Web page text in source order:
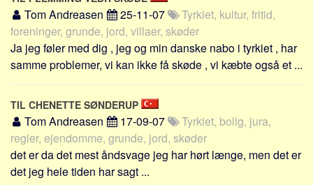
Tom Andreasen 25-11-07
Tyrkiet, kultur, fritid,
foreninger, grunde, jord, villaer, skøder
Ja jeg føler med dig , jeg og min danske nabo i tyrkiet , har
samme problemer, vi kan ikke få skøde , vi kæbte også et ...
TIL CHENETTE SØNDERUP
Tom Andreasen 17-09-07
Tyrkiet, bolig, jura,
regler, ejendomme, grunde, jord, skøder
det er da det mest åndsvage jeg har hørt længe, men det er
det jeg hele tiden har sagt ...